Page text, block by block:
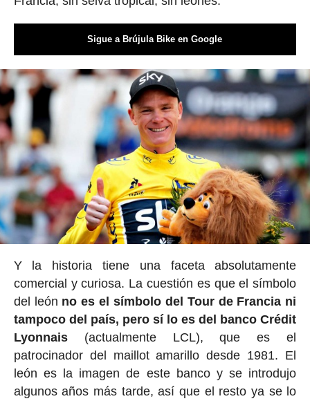
Sigue a Brújula Bike en Google
Y la historia tiene una faceta absolutamente
comercial y curiosa. La cuestión es que el símbolo
del león no es el símbolo del Tour de Francia ni
tampoco del país, pero sí lo es del banco Crédit
Lyonnais(actualmente LCL), que es el
patrocinador del maillot amarillo desde 1981. El
león es la imagen de este banco y se introdujo
algunos años más tarde, así que el resto ya se lo